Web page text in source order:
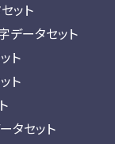
ット
データセット
ト
ト
タセット